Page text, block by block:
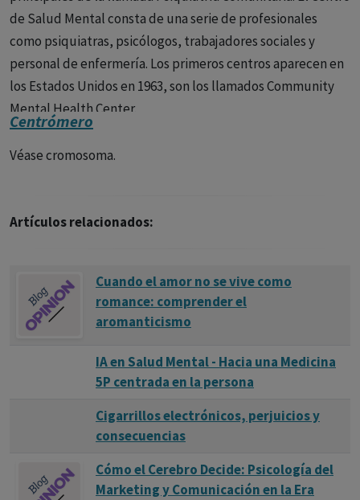
de Salud Mental consta de una serie de profesionales
como psiquiatras, psicólogos, trabajadores sociales y
personal de enfermería. Los primeros centros aparecen en
los Estados Unidos en 1963, son los llamados Community
Mental Health Center.
Centrómero
Véase cromosoma.
Artículos relacionados:
Cuando el amor no se vive como
romance: comprender el
aromanticismo
IA en Salud Mental - Hacia una Medicina
5P centrada en la persona
Cigarrillos electrónicos, perjuicios y
consecuencias
Cómo el Cerebro Decide: Psicología del
Marketing y Comunicación en la Era